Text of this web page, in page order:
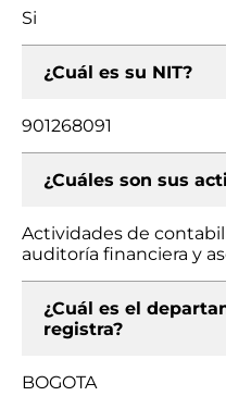
Si
¿Cuál es su NIT?
901268091
¿Cuáles son sus
Actividades de
auditoría financiera y
¿Cuál es el
registra?
BOGOTA